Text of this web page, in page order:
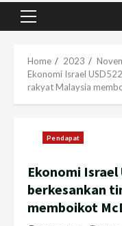
Primary
Home 2023
Ekonomi Israel
rakyat Malaysia
Pendapat
Ekonomi Israel
berkesankan
memboikot